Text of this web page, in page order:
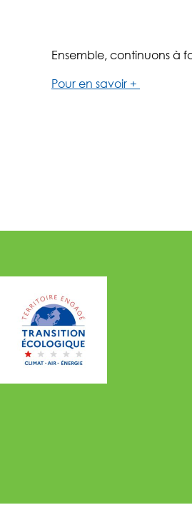
Ensemble, continuons à
Pour en savoir +